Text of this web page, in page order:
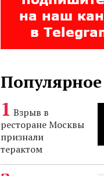
Популярное
Взрыв в
ресторане Москвы
признали
терактом